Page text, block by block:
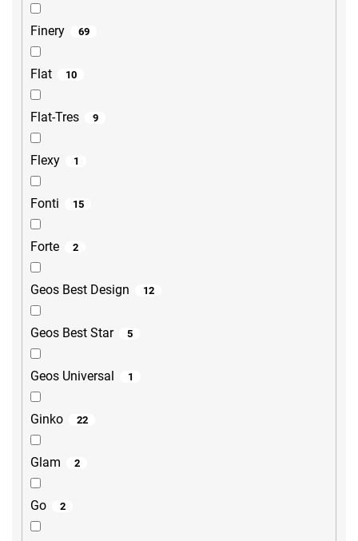
Finery 69
Flat 10
Flat-Tres 9
Flexy 1
Fonti 15
Forte 2
Geos Best Design 12
Geos Best Star 5
Geos Universal 1
Ginko 22
Glam 2
Go 2